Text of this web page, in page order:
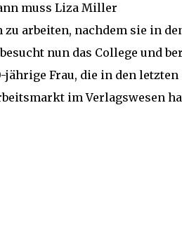
muss Liza Miller
arbeiten, nachdem sie in
nun das College und
Frau, die in den letzten
im Verlagswesen